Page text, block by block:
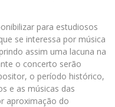
para estudiosos
se interessa por música
assim uma lacuna na
o concerto serão
o período histórico,
e as músicas das
aproximação do